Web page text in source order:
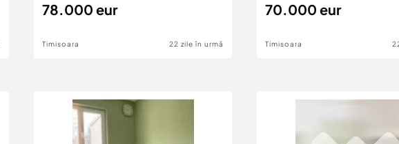
78.000 eur
Timisoara 22 zile în urmă
70.000 eur
Timisoara